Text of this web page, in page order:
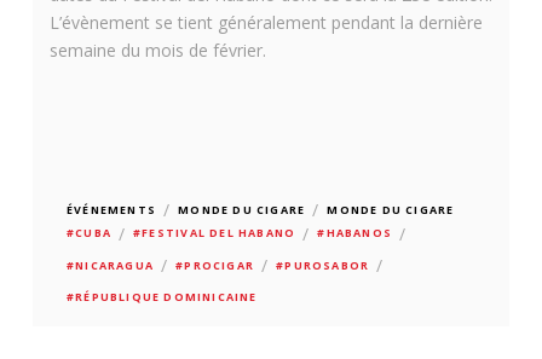
L’évènement se tient généralement pendant la dernière
semaine du mois de février.
ÉVÉNEMENTS / MONDE DU CIGARE / MONDE DU CIGARE
#CUBA / #FESTIVAL DEL HABANO / #HABANOS /
#NICARAGUA / #PROCIGAR / #PUROSABOR /
#RÉPUBLIQUE DOMINICAINE